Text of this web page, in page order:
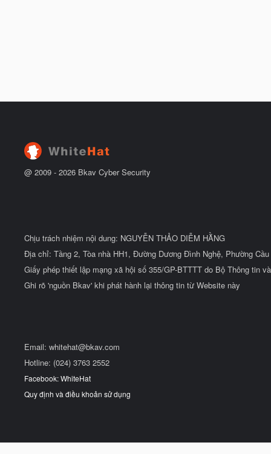
@ 2009 - 2026 Bkav Cyber Security
Chịu trách nhiệm nội dung: NGUYỄN THẢO DIỄM HẰNG
Địa chỉ: Tầng 2, Tòa nhà HH1, Đường Dương Đình Nghệ, Phường
Giấy phép thiết lập mạng xã hội số 355/GP-BTTTT do Bộ Thông tin
Ghi rõ 'nguồn Bkav' khi phát hành lại thông tin từ Website này
Email: whitehat@bkav.com
Hotline: (024) 3763 2552
Facebook: WhiteHat
Quy định và điều khoản sử dụng